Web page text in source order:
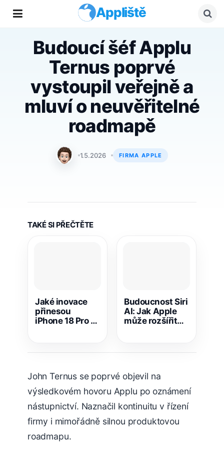
Appliště
Budoucí šéf Applu
Ternus poprvé
vystoupil veřejně a
mluví o neuvěřitelné
roadmapě
Matyáš Kozák
1.5.2026 FIRMA APPLE
TAKÉ SI PŘEČTĚTE
Jaké inovace
přinesou
iPhone 18 Pro a
Budoucnost Siri
AI: Jak Apple
může rozšířit
John Ternus se poprvé objevil na
výsledkovém hovoru Applu po oznámení
nástupnictví. Naznačil kontinuitu v řízení
firmy i mimořádně silnou produktovou
roadmapu.